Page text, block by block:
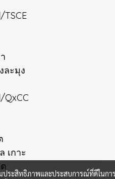
ละมุง
เกาะ
ประสิทธิภาพและประสบการณ์ที่ดีในก